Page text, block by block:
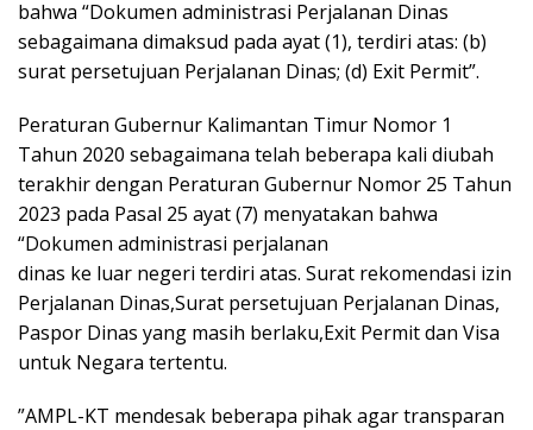
bahwa “Dokumen administrasi Perjalanan Dinas
sebagaimana dimaksud pada ayat (1), terdiri atas: (b)
surat persetujuan Perjalanan Dinas; (d) Exit Permit”.
Peraturan Gubernur Kalimantan Timur Nomor 1
Tahun 2020 sebagaimana telah beberapa kali diubah
terakhir dengan Peraturan Gubernur Nomor 25 Tahun
2023 pada Pasal 25 ayat (7) menyatakan bahwa
“Dokumen administrasi perjalanan
dinas ke luar negeri terdiri atas. Surat rekomendasi izin
Perjalanan Dinas,Surat persetujuan Perjalanan Dinas,
Paspor Dinas yang masih berlaku,Exit Permit dan Visa
untuk Negara tertentu.
”AMPL-KT mendesak beberapa pihak agar transparan